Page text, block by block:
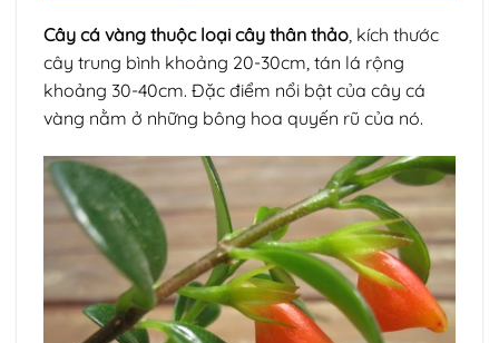
Cây cá vàng thuộc loại cây thân thảo, kích thước
cây trung bình khoảng 20-30cm, tán lá rộng
khoảng 30-40cm. Đặc điểm nổi bật của cây cá
vàng nằm ở những bông hoa quyến rũ của nó.